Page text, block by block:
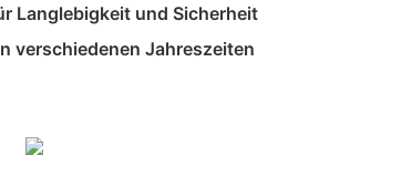
Langlebigkeit und Sicherheit
verschiedenen Jahreszeiten